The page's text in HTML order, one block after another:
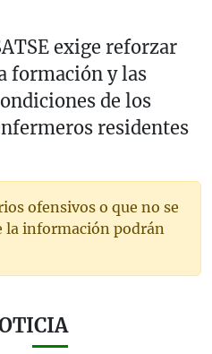
exige reforzar
formación y las
de los
residentes
ofensivos o que no se
la información podrán